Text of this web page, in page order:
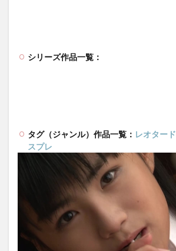
シリーズ作品一覧：
タグ（ジャンル）作品一覧： レオタード
スプレ